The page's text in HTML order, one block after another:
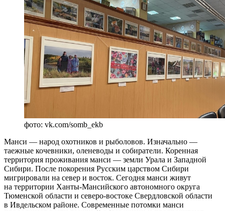
фото: vk.com/somb_ekb
Манси — народ охотников и рыболовов. Изначально —
таежные кочевники, оленеводы и собиратели. Коренная
территория проживания манси — земли Урала и Западной
Сибири. После покорения Русским царством Сибири
мигрировали на север и восток. Сегодня манси живут
на территории Ханты-Мансийского автономного округа
Тюменской области и северо-востоке Свердловской области
в Ивдельском районе. Современные потомки манси